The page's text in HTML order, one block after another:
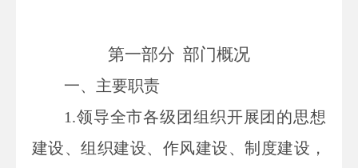
第一部分 部门概况
一、主要职责
1.领导全市各级团组织开展团的思想
建设、组织建设、作风建设、制度建设，